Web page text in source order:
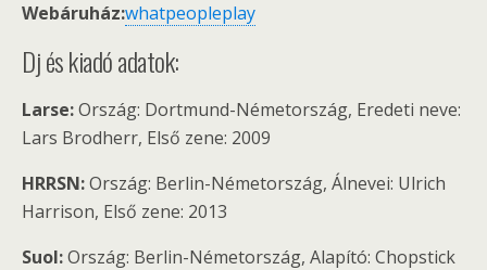
Webáruház:whatpeopleplay
Dj és kiadó adatok:
Larse:Ország: Dortmund-Németország, Eredeti neve:
Lars Brodherr, Első zene: 2009
HRRSN:Ország: Berlin-Németország, Álnevei: Ulrich
Harrison, Első zene: 2013
Suol:Ország: Berlin-Németország, Alapító: Chopstick